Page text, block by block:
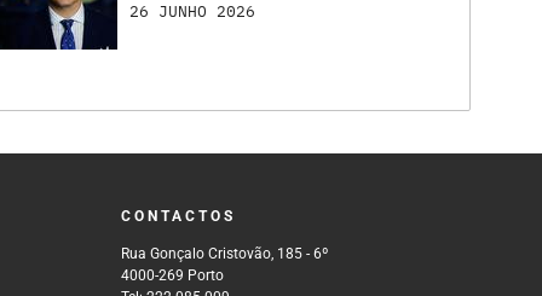
26 JUNHO 2026
CONTACTOS
Rua Gonçalo Cristovão, 185 - 6º
4000-269 Porto